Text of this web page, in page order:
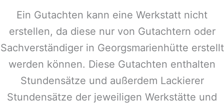
Ein Gutachten kann eine Werkstatt nicht
erstellen, da diese nur von Gutachtern oder
Sachverständiger in Georgsmarienhütte erstellt
werden können. Diese Gutachten enthalten
Stundensätze und außerdem Lackierer
Stundensätze der jeweiligen Werkstätte und